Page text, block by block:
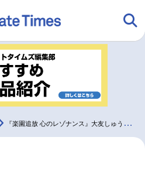
アニメ
グッズ
『楽園追放 心のレゾナンス』大友しゅうま先生による前作紹介漫画を公開！